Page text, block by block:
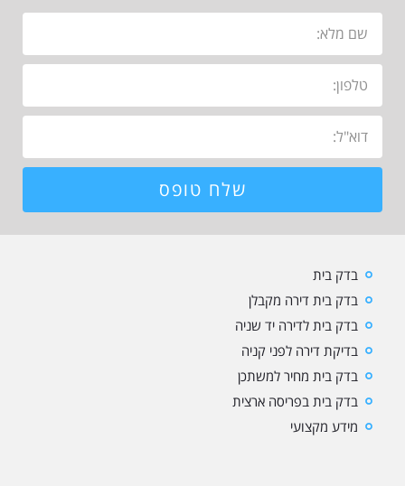
שלח טופס
בדק בית
בדק בית דירה מקבלן
בדק בית לדירה יד שניה
בדיקת דירה לפני קניה
בדק בית מחיר למשתכן
בדק בית בפריסה ארצית
מידע מקצועי